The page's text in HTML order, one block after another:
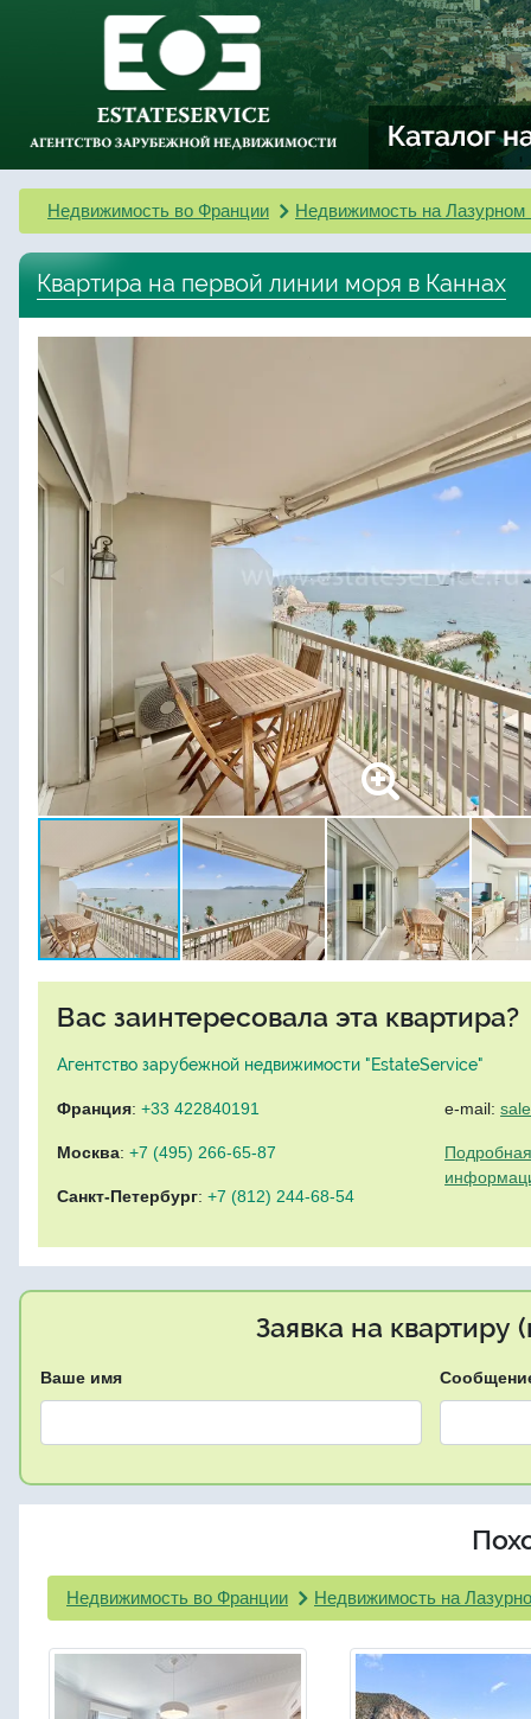
Недвижимость во Франции Недвижимость на Лазурном
Квартира на первой линии моря в Каннах
Вас заинтересовала эта квартира?
Агентство зарубежной недвижимости "EstateService"
Франция: +33 422840191
Москва: +7 (495) 266-65-87
Санкт-Петербург: +7 (812) 244-68-54
e-mail:
Заявка на квартиру
Ваше имя
Недвижимость во Франции Недвижимость на